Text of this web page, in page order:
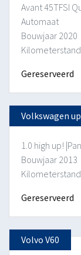
Avant 45TFSI
Automaat
Bouwjaar 2020
Gereserveerd
Volkswagen
1.0 high up!
Bouwjaar 2013
Gereserveerd
Volvo V60